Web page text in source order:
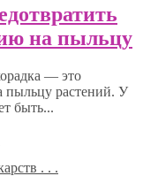
на пыльцу
— это
пыльцу растений. У
быть...
. . .